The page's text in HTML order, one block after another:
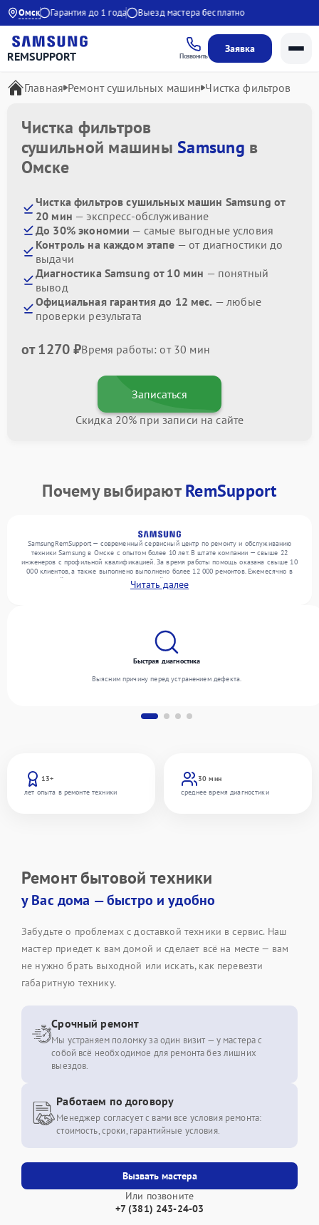
Омск
20:30 Гарантия до 1 года Выезд мастера бесплатно
REMSUPPORT Позвонить
Заявка
Главная Ремонт сушильных машин Чистка фильтров
Чистка фильтров
сушильной машиныSamsung в
Омске
Чистка фильтров сушильных машин Samsung от
20 мин — экспресс-обслуживание
До 30% экономии — самые выгодные условия
Контроль на каждом этапе — от диагностики до
выдачи
Диагностика Samsung от 10 мин — понятный
вывод
Официальная гарантия до 12 мес. — любые
проверки результата
от 1270 ₽Время работы: от 30 мин
Записаться
Скидка 20% при записи на сайте
Почему выбираютRemSupport
SamsungRemSupport — современный сервисный центр по ремонту и обслуживанию
техники Samsung в Омске с опытом более 10 лет. В штате компании — свыше 22
инженеров с профильной квалификацией. За время работы помощь оказана свыше 10
000 клиентов, а также выполнено выполнено более 12 000 ремонтов. Ежемесячно в
сервисный центр поступает от 300 устройств, включая , , . Мы устраняем поломки
любой сложности и предлагаем стабильный уровень сервиса благодаря
Читать далее
13+
лет опыта в ремонте техники
30 мин
среднее время диагностики
Быстрая диагностика
Выясним причину перед устранением дефекта.
Ремонт бытовой техники
у Вас дома — быстро и удобно
Забудьте о проблемах с доставкой техники в сервис. Наш
мастер приедет к вам домой и сделает всё на месте — вам
не нужно брать выходной или искать, как перевезти
габаритную технику.
Вызвать мастера
Или позвоните
+7 (381) 243-24-03
Срочный ремонт
Мы устраняем поломку за один визит — у мастера с
собой всё необходимое для ремонта без лишних
выездов.
Работаем по договору
Менеджер согласует с вами все условия ремонта:
стоимость, сроки, гарантийные условия.